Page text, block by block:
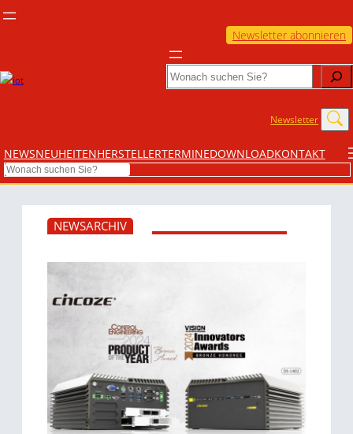
Newsletter abonnieren
Search
Newsletter
NEWSNEUHEITENHERSTELLERTERMINEDOWNLOADKONTAKT
Search
NEWSARCHIV